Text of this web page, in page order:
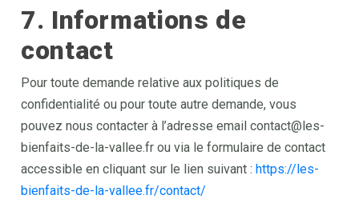
7. Informations de
contact
Pour toute demande relative aux politiques de
confidentialité ou pour toute autre demande, vous
pouvez nous contacter à l’adresse email contact@les-
bienfaits-de-la-vallee.fr ou via le formulaire de contact
accessible en cliquant sur le lien suivant : https://les-
bienfaits-de-la-vallee.fr/contact/